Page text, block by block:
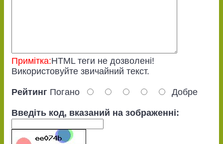
Примітка:HTML теги не дозволені!
Використовуйте звичайний текст.
Рейтинг Погано Добре
Введіть код, вказаний на зображенні: